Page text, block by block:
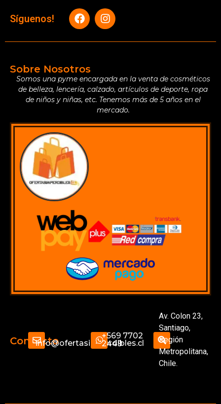
Síguenos!
Sobre Nosotros
Somos una pyme encargada en la venta de cosméticos
de belleza, lencería, calzado, artículos de deporte, ropa
de niños y niñas, etc. Tenemos más de 5 años en el
mercado.
Contactoinfo@ofertasimperdibles.cl
+569 7702
2449
Av. Colon 23,
Santiago,
Región
Metropolitana,
Chile.